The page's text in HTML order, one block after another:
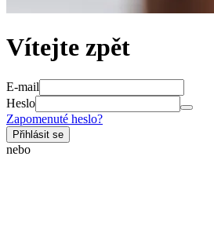
Vítejte zpět
E-mail
Heslo
Zapomenuté heslo?
Přihlásit se
nebo